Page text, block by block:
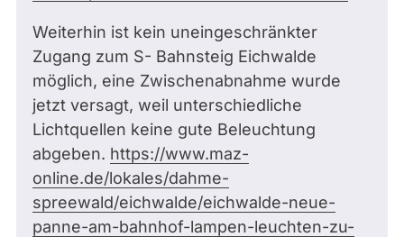
Weiterhin ist kein uneingeschränkter
Zugang zum S- Bahnsteig Eichwalde
möglich, eine Zwischenabnahme wurde
jetzt versagt, weil unterschiedliche
Lichtquellen keine gute Beleuchtung
abgeben. https://www.maz-
online.de/lokales/dahme-
spreewald/eichwalde/eichwalde-neue-
panne-am-bahnhof-lampen-leuchten-zu-